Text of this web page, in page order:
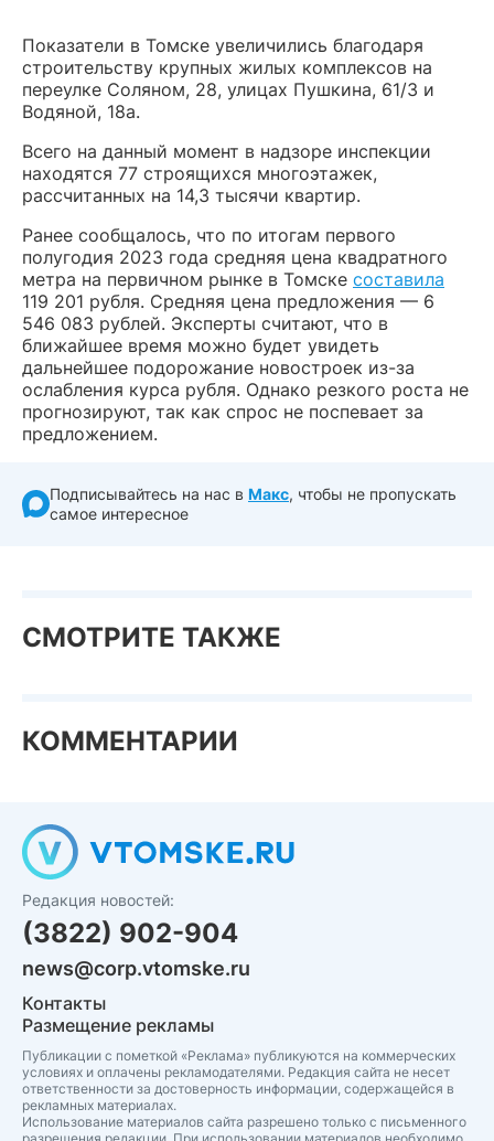
Показатели в Томске увеличились благодаря
строительству крупных жилых комплексов на
переулке Соляном, 28, улицах Пушкина, 61/3 и
Водяной, 18а.
Всего на данный момент в надзоре инспекции
находятся 77 строящихся многоэтажек,
рассчитанных на 14,3 тысячи квартир.
Ранее сообщалось, что по итогам первого
полугодия 2023 года средняя цена квадратного
метра на первичном рынке в Томске составила
119 201 рубля. Средняя цена предложения — 6
546 083 рублей. Эксперты считают, что в
ближайшее время можно будет увидеть
дальнейшее подорожание новостроек из-за
ослабления курса рубля. Однако резкого роста не
прогнозируют, так как спрос не поспевает за
предложением.
Подписывайтесь на нас в Макс, чтобы не пропускать
самое интересное
СМОТРИТЕ ТАКЖЕ
КОММЕНТАРИИ
Редакция новостей:
(3822) 902-904
news@corp.vtomske.ru
Контакты
Размещение рекламы
Публикации с пометкой «Реклама» публикуются на коммерческих
условиях и оплачены рекламодателями. Редакция сайта не несет
ответственности за достоверность информации, содержащейся в
рекламных материалах.
Использование материалов сайта разрешено только с письменного